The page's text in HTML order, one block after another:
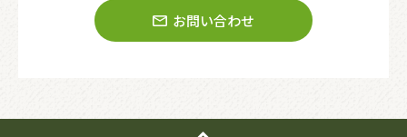
お問い合わせ